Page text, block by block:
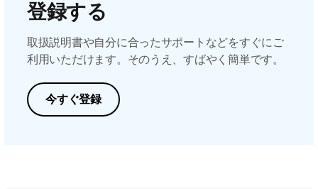
登録する
取扱説明書や自分に合ったサポートなどをすぐにご
利用いただけます。そのうえ、すばやく簡単です。
今すぐ登録